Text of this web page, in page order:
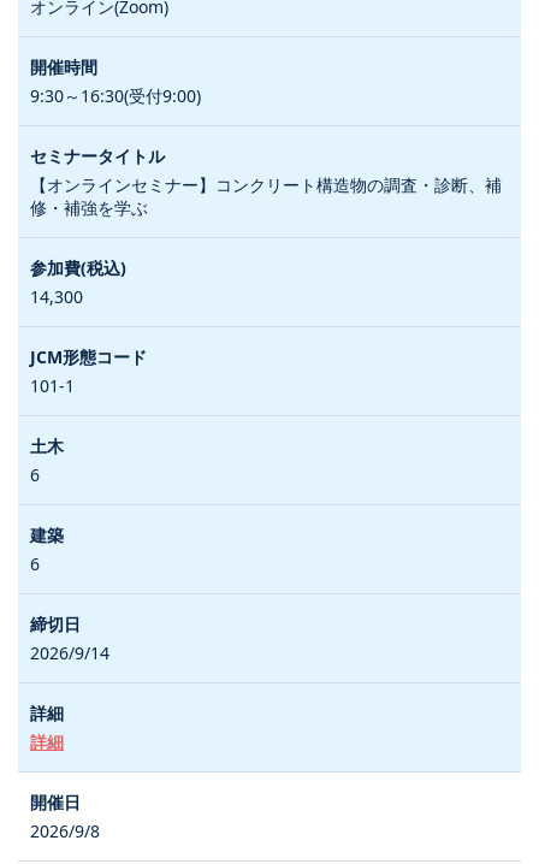
オンライン(Zoom)
9:30～16:30(受付9:00)
【オンラインセミナー】コンクリート構造物の調査・診断、補
修・補強を学ぶ
14,300
101-1
6
6
2026/9/14
詳細
2026/9/8